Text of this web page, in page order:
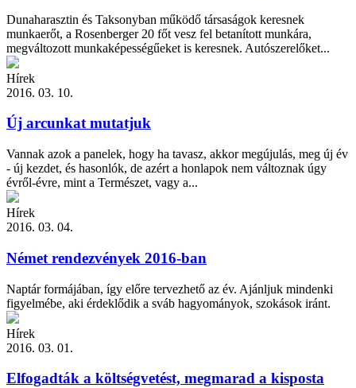
Dunaharasztin és Taksonyban működő társaságok keresnek
munkaerőt, a Rosenberger 20 főt vesz fel betanított munkára,
megváltozott munkaképességűeket is keresnek. Autószerelőket...
Hírek
2016. 03. 10.
Új arcunkat mutatjuk
Vannak azok a panelek, hogy ha tavasz, akkor megújulás, meg új év
- új kezdet, és hasonlók, de azért a honlapok nem változnak úgy
évről-évre, mint a Természet, vagy a...
Hírek
2016. 03. 04.
Német rendezvények 2016-ban
Naptár formájában, így előre tervezhető az év. Ajánljuk mindenki
figyelmébe, aki érdeklődik a sváb hagyományok, szokások iránt.
Hírek
2016. 03. 01.
Elfogadták a költségvetést, megmarad a kisposta